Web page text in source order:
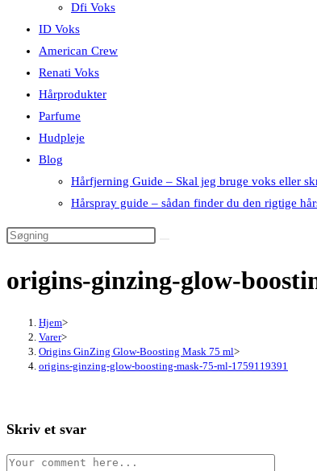
Dfi Voks
ID Voks
American Crew
Renati Voks
Hårprodukter
Parfume
Hudpleje
Blog
Hårfjerning Guide – Skal jeg bruge voks eller
Hårspray guide – sådan finder du den rigtige
origins-ginzing-glow-
Hjem>
Varer>
Origins GinZing Glow-Boosting Mask 75 ml>
origins-ginzing-glow-boosting-mask-75-ml-1759119391
Skriv et svar
Comment